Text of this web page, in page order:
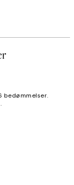
bedømmelser.